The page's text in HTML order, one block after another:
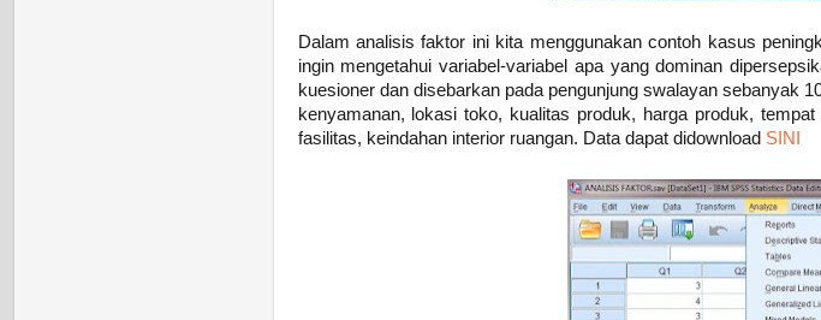
Dalam analisis faktor ini kita menggunakan contoh kasus
ingin mengetahui variabel-variabel apa yang dominan
kuesioner dan disebarkan pada pengunjung swalayan sebanyak
kenyamanan, lokasi toko, kualitas produk, harga produk,
fasilitas, keindahan interior ruangan. Data dapat didownload SINI